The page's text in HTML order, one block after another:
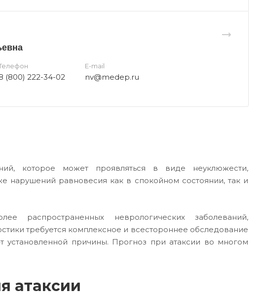
(800) 222-34-02
E-mail
nv@medep.ru
которое может проявляться в виде неуклюжести,
нарушений равновесия как в спокойном состоянии, так и
распространенных неврологических заболеваний,
требуется комплексное и всестороннее обследование
установленной причины. Прогноз при атаксии во многом
атаксии